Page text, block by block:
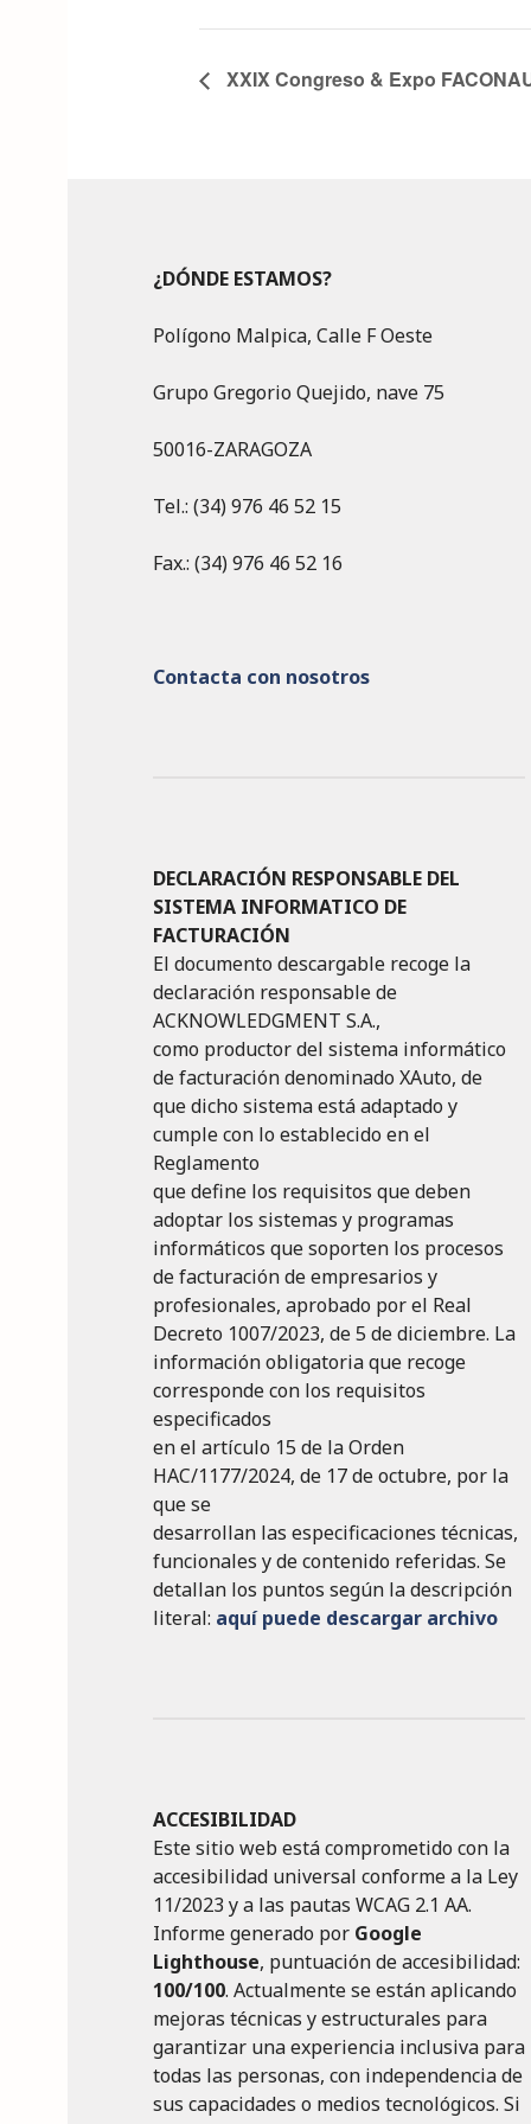
XXIX Congreso & Expo
¿DÓNDE ESTAMOS?
Polígono Malpica, Calle F Oeste
Grupo Gregorio Quejido, nave 75
50016-ZARAGOZA
Tel.: (34) 976 46 52 15
Fax.: (34) 976 46 52 16
Contacta con nosotros
DECLARACIÓN RESPONSABLE DEL
SISTEMA INFORMATICO DE
FACTURACIÓN
El documento descargable recoge la
declaración responsable de
ACKNOWLEDGMENT S.A.,
como productor del sistema informático
de facturación denominado XAuto, de
que dicho sistema está adaptado y
cumple con lo establecido en el
Reglamento
que define los requisitos que deben
adoptar los sistemas y programas
informáticos que soporten los procesos
de facturación de empresarios y
profesionales, aprobado por el Real
Decreto 1007/2023, de 5 de diciembre. La
información obligatoria que recoge
corresponde con los requisitos
especificados
en el artículo 15 de la Orden
HAC/1177/2024, de 17 de octubre, por la
que se
desarrollan las especificaciones técnicas,
funcionales y de contenido referidas. Se
detallan los puntos según la descripción
literal: aquí puede descargar archivo
ACCESIBILIDAD
Este sitio web está comprometido con la
accesibilidad universal conforme a la Ley
11/2023 y a las pautas WCAG 2.1 AA.
Informe generado por Google
Lighthouse, puntuación de accesibilidad:
100/100. Actualmente se están aplicando
mejoras técnicas y estructurales para
garantizar una experiencia inclusiva para
todas las personas, con independencia de
sus capacidades o medios tecnológicos. Si